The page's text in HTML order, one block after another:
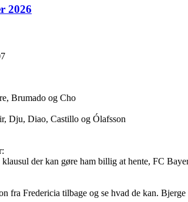
2026
Brumado og Cho
Dju, Diao, Castillo og Ólafsson
der kan gøre ham billig at hente, FC
fra Fredericia tilbage og se hvad de kan.